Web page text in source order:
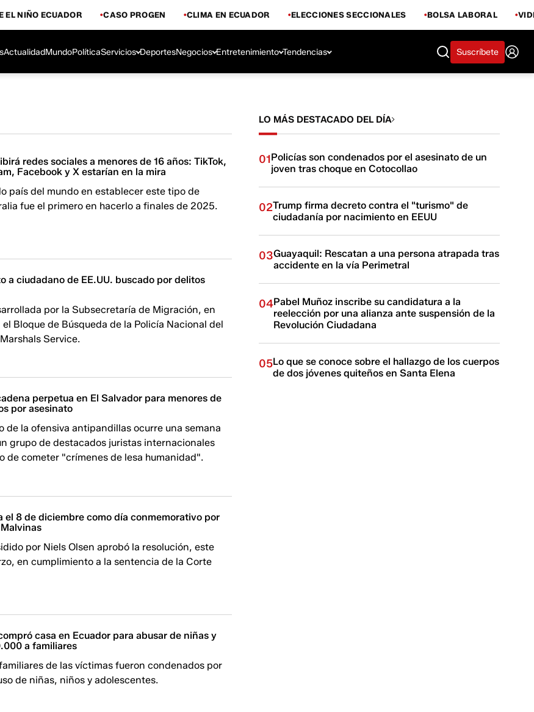
EL NIÑO ECUADOR CASO PROGEN CLIMA EN ECUADOR ELECCIONES SECCIONALES BOLSA LABORAL
ActualidadMundoPolíticaServicios DeportesNegocios Entretenimiento Tendencias Suscríbete
redes sociales a menores de 16 años: TikTok,
Facebook y X estarían en la mira
país del mundo en establecer este tipo de
fue el primero en hacerlo a finales de 2025.
a ciudadano de EE.UU. buscado por delitos
por la Subsecretaría de Migración, en
Bloque de Búsqueda de la Policía Nacional del
Service.
perpetua en El Salvador para menores de
por asesinato
de la ofensiva antipandillas ocurre una semana
grupo de destacados juristas internacionales
de cometer "crímenes de lesa humanidad".
el 8 de diciembre como día conmemorativo por
por Niels Olsen aprobó la resolución, este
en cumplimiento a la sentencia de la Corte
casa en Ecuador para abusar de niñas y
a familiares
de las víctimas fueron condenados por
de niñas, niños y adolescentes.
LO MÁS DESTACADO DEL DÍA
01Policías son condenados por el asesinato de un
joven tras choque en Cotocollao
02Trump firma decreto contra el "turismo" de
ciudadanía por nacimiento en EEUU
03Guayaquil: Rescatan a una persona atrapada tras
accidente en la vía Perimetral
04Pabel Muñoz inscribe su candidatura a la
reelección por una alianza ante suspensión de la
Revolución Ciudadana
05Lo que se conoce sobre el hallazgo de los cuerpos
de dos jóvenes quiteños en Santa Elena